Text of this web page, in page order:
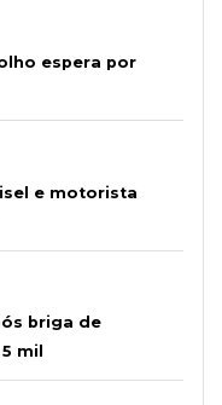
espera por
e motorista
briga de
mil